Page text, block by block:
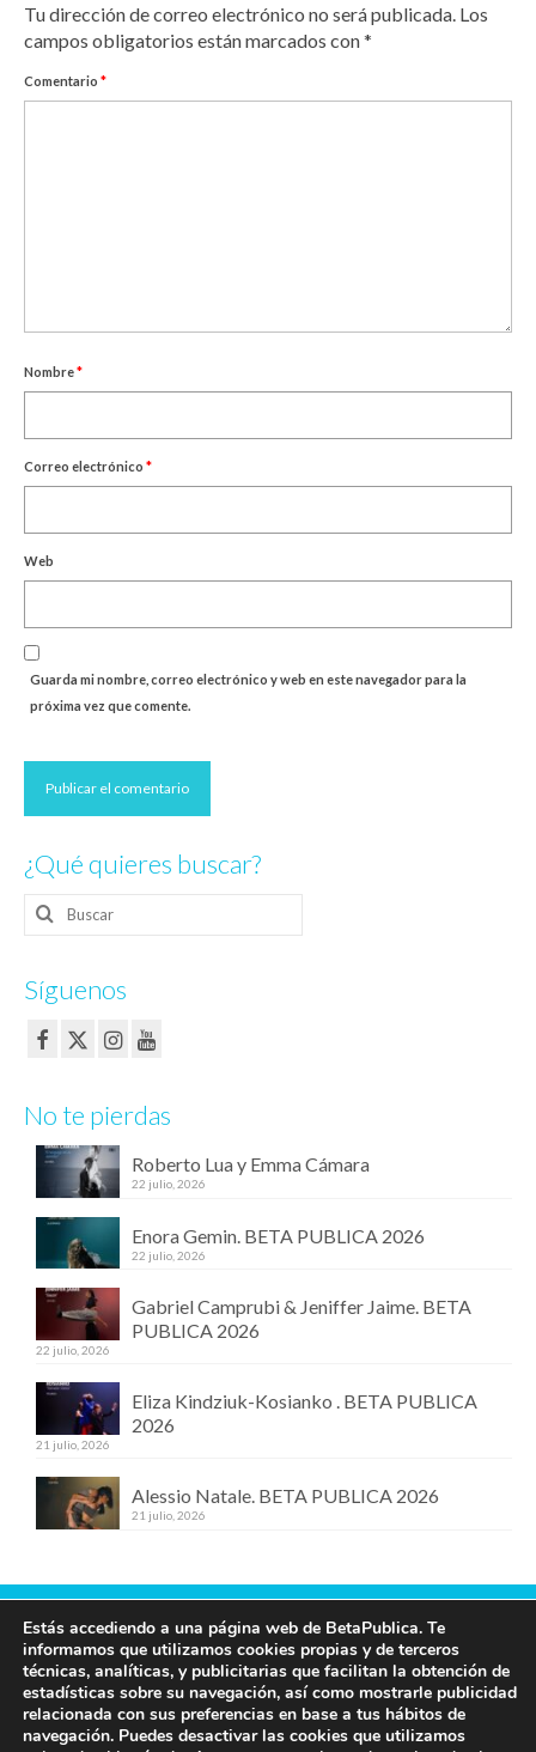
Tu dirección de correo electrónico no será publicada. Los
campos obligatorios están marcados con*
Comentario *
Nombre*
Correo electrónico *
Web
Guarda mi nombre, correo electrónico y web en este navegador para la
próxima vez que comente.
¿Qué quieres buscar?
Buscar
por:
Síguenos
No te pierdas
Roberto Lua y Emma Cámara
22 julio, 2026
Enora Gemin. BETA PUBLICA 2026
22 julio, 2026
Gabriel Camprubi & Jeniffer Jaime. BETA
PUBLICA 2026
22 julio, 2026
Eliza Kindziuk-Kosianko . BETA PUBLICA
2026
21 julio, 2026
Alessio Natale. BETA PUBLICA 2026
21 julio, 2026
Contacta con nosotros
609 19 97 00
info@betapublica.org
© Beta Publica -Aviso Legal y de privacidad
Estás accediendo a una página web de BetaPublica. Te
informamos que utilizamos cookies propias y de terceros
técnicas, analíticas, y publicitarias que facilitan la obtención de
estadísticas sobre su navegación, así como mostrarle publicidad
relacionada con sus preferencias en base a tus hábitos de
navegación. Puedes desactivar las cookies que utilizamos